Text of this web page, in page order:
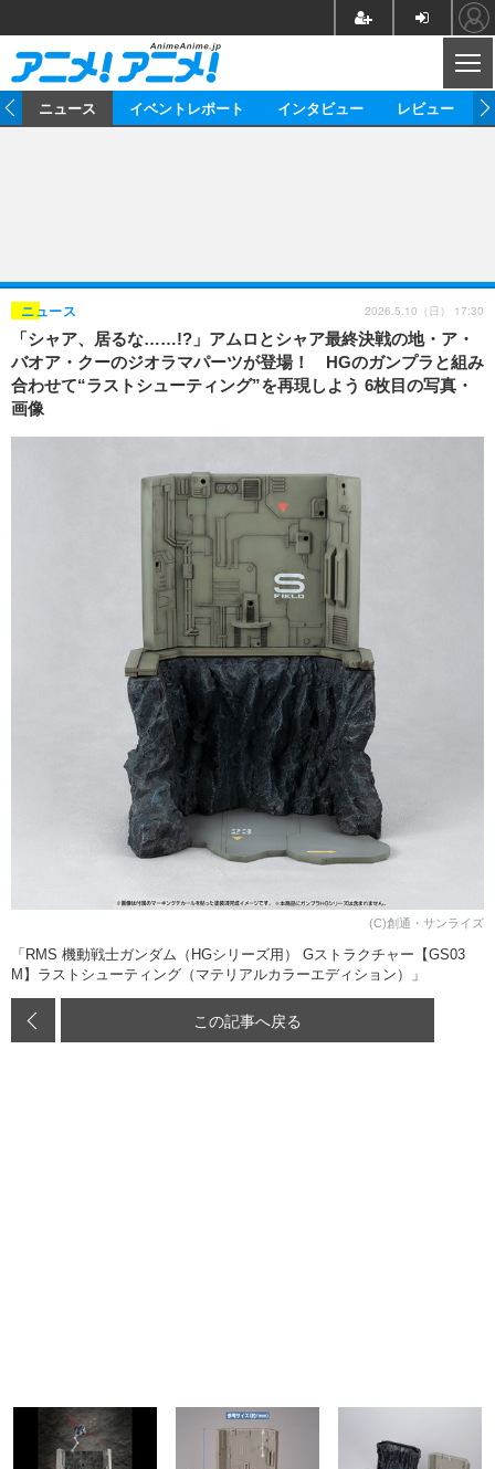
ゲーム グッズ
イベント 海外
海外イベント ビジネス
俳優・タレント アーティスト
ビジネス
アニメ 実写
書評 イベント
ゲーム 座談会
動画
アニメ 映画/ドラマ
アニメ！アニメ！TV ABEMA Cafe
連載・コラム
ニュース イベントレポート インタビュー レビュー
「シャア、居るな……!?」アムロとシャア最終決戦の地・ア・
バオア・クーのジオラマパーツが登場！ HGのガンプラと組み
合わせて“ラストシューティング”を再現しよう 6枚目の写真・
画像
ニュース 2026.5.10（日） 17:30
(C)創通・サンライズ
「RMS 機動戦士ガンダム（HGシリーズ用） Gストラクチャー【GS03
M】ラストシューティング（マテリアルカラーエディション）」
この記事へ戻る